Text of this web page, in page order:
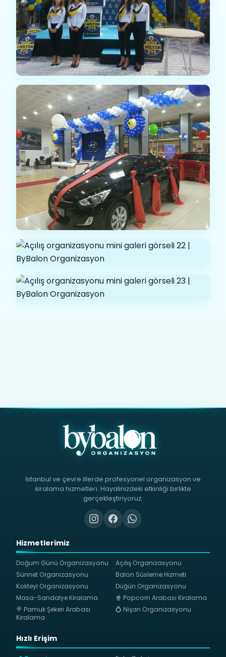
İstanbul ve çevre illerde profesyonel organizasyon ve
kiralama hizmetleri. Hayalinizdeki etkinliği birlikte
gerçekleştiriyoruz.
Hizmetlerimiz
Doğum Günü Organizasyonu
Açılış Organizasyonu
Sünnet Organizasyonu
Balon Süsleme Hizmeti
Kokteyl Organizasyonu
Düğün Organizasyonu
Masa-Sandalye Kiralama
🍿 Popcorn Arabası Kiralama
🍭 Pamuk Şekeri Arabası
Kiralama
💍 Nişan Organizasyonu
Hızlı Erişim